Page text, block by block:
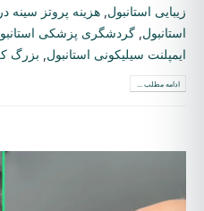
زیبایی استانبول هزینه پروتز سینه
استانبول گردشگری پزشکی
ایمپلنت سیلیکونی استانبول
بزرگ
ادامه مطلب ...